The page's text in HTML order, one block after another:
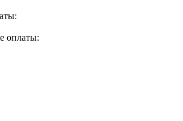
оплаты: